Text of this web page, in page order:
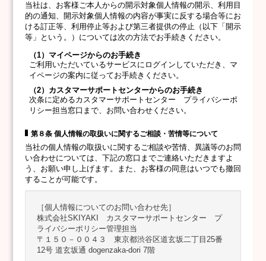
当社は、お客様ご本人からの開示対象個人情報の開示、利用目
的の通知、開示対象個人情報の内容が事実に反する場合等にお
ける訂正等、利用停止等および第三者提供の停止（以下「開示
等」という。）については次の方法でお手続きください。
（1）マイページからのお手続き
ご利用いただいているサービスにログインしていただき、マ
イページの案内に従ってお手続きください。
（2）カスタマーサポートセンターからのお手続き
次条に定めるカスタマーサポートセンター プライバシーポ
リシー担当窓口まで、お問い合わせください。
第８条 個人情報の取扱いに関するご相談・苦情等について
当社の個人情報の取扱いに関するご相談や苦情、異議等のお問
い合わせについては、下記の窓口までご連絡いただきますよ
う、お願い申し上げます。また、お客様の同意はいつでも撤回
することが可能です。
［個人情報についてのお問い合わせ先］
株式会社SKIYAKI カスタマーサポートセンター プ
ライバシーポリシー管理担当
〒１５０－００４３ 東京都渋谷区道玄坂二丁目25番
12号 道玄坂通 dogenzaka-dori 7階